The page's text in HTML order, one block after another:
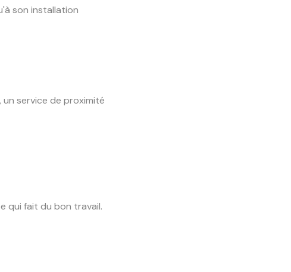
son installation
service de proximité
qui fait du bon travail.